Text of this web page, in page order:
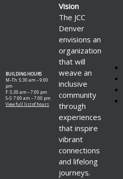
BUILDING HOURS
M–Th: 5:30 am – 9:00
pm
F: 5:30 am – 7:00 pm
S–S: 7:00 am – 7:00 pm
View full list of hours
Vision
The JCC
Denver
envisions an
organization
that will
weave an
inclusive
community
through
experiences
that inspire
vibrant
connections
and lifelong
journeys.